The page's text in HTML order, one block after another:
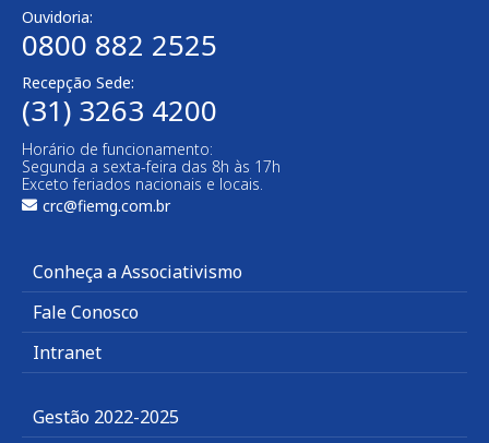
Ouvidoria:
0800 882 2525
Recepção Sede:
(31) 3263 4200
Horário de funcionamento:
Segunda a sexta-feira das 8h às 17h
Exceto feriados nacionais e locais.
crc@fiemg.com.br
Conheça a Associativismo
Fale Conosco
Intranet
Gestão 2022-2025